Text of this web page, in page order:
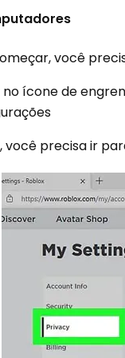
você
no ícone de
você precisa ir